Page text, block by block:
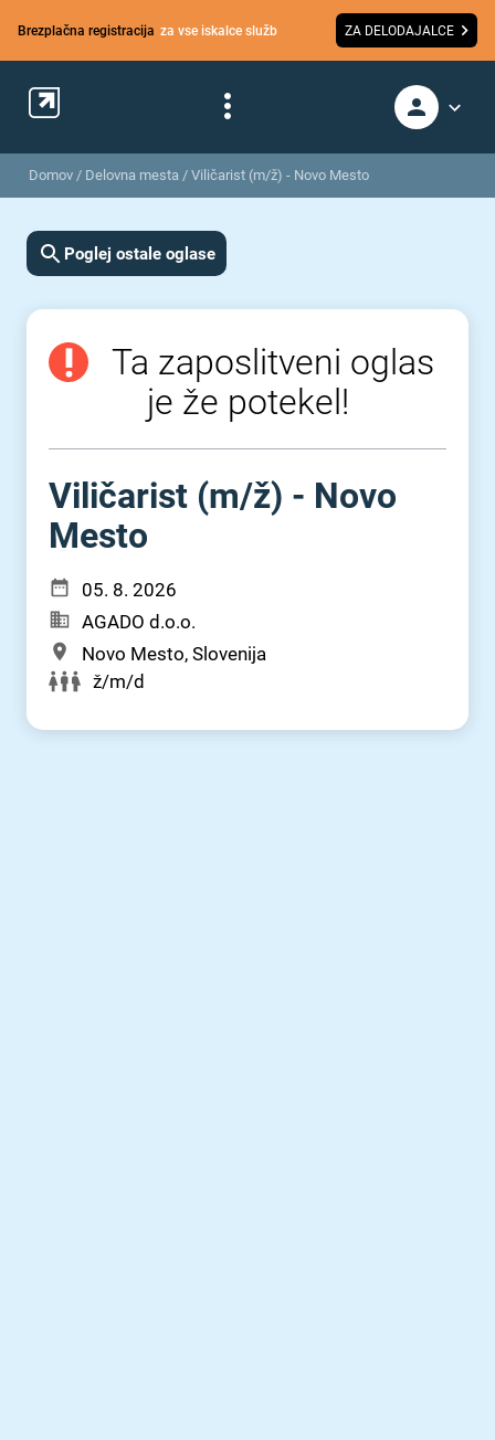
Brezplačna registracija za vse iskalce služb ZA DELODAJALCE
Domov / Delovna mesta / Viličarist (m/ž) - Novo Mesto
Poglej ostale oglase
Ta zaposlitveni oglas
je že potekel!
Viličarist (m⁠/⁠ž) - Novo
Mesto
05. 8. 2026
AGADO d.o.o.
Novo Mesto, Slovenija
ž/m/d